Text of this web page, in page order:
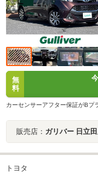
無
料
カーセンサーアフター保証がBプ
販売店： ガリバー 日立
トヨタ